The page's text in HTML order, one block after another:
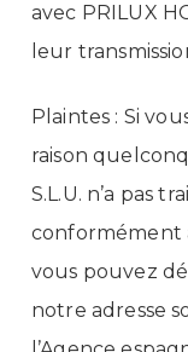
avec PRILUX
leur
Plaintes : Si
raison
S.L.U. n’a pas
conformément
vous pouvez
notre adresse